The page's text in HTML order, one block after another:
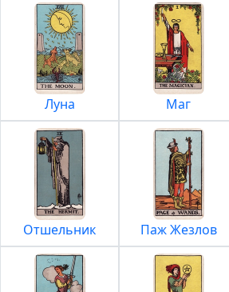
Луна Маг
Отшельник Паж Жезлов